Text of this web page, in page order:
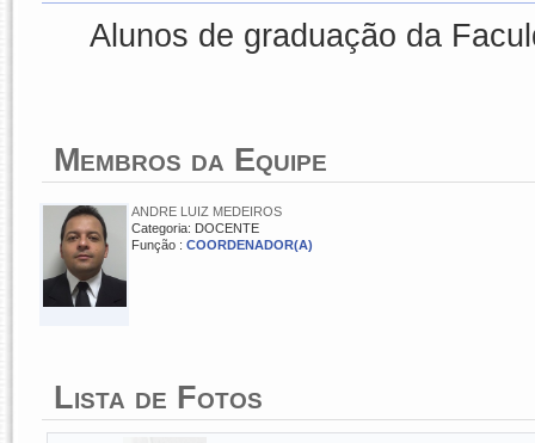
Alunos de graduação da
Membros da Equipe
ANDRE LUIZ MEDEIROS
Categoria: DOCENTE
Função : COORDENADOR(A)
Lista de Fotos